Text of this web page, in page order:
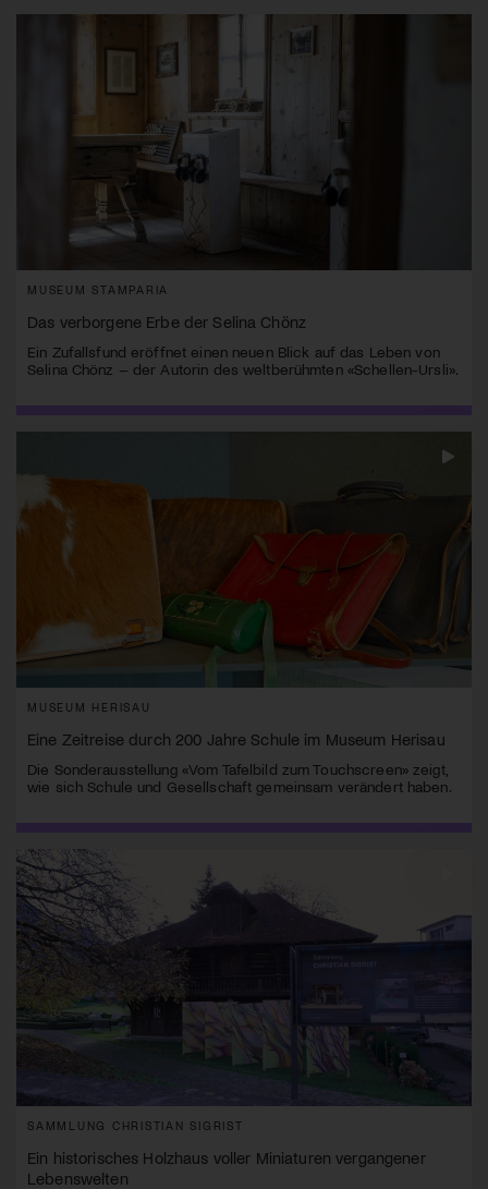
MUSEUM STAMPARIA
Das verborgene Erbe der Selina Chönz
Ein Zufallsfund eröffnet einen neuen Blick auf das Leben von
Selina Chönz – der Autorin des weltberühmten «Schellen-Ursli».
MUSEUM HERISAU
Eine Zeitreise durch 200 Jahre Schule im Museum Herisau
Die Sonderausstellung «Vom Tafelbild zum Touchscreen» zeigt,
wie sich Schule und Gesellschaft gemeinsam verändert haben.
SAMMLUNG CHRISTIAN SIGRIST
Ein historisches Holzhaus voller Miniaturen vergangener
Lebenswelten